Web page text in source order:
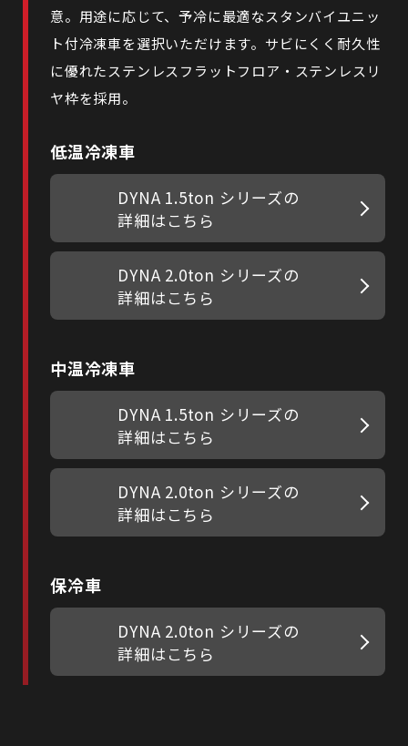
意。用途に応じて、予冷に最適なスタンバイユニッ
ト付冷凍車を選択いただけます。サビにくく耐久性
に優れたステンレスフラットフロア・ステンレスリ
ヤ枠を採用。
低温冷凍車
DYNA 1.5ton シリーズの
詳細はこちら
DYNA 2.0ton シリーズの
詳細はこちら
中温冷凍車
DYNA 1.5ton シリーズの
詳細はこちら
DYNA 2.0ton シリーズの
詳細はこちら
保冷車
DYNA 2.0ton シリーズの
詳細はこちら